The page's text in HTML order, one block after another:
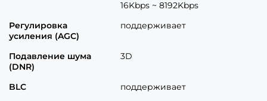
16Kbps ~ 8192Kbps
Регулировка
усиления (AGC)
поддерживает
Подавление шума
(DNR)
3D
BLC
поддерживает